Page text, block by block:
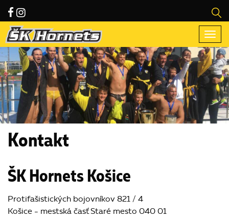
Kontakt
ŠK Hornets Košice
Protifašistických bojovníkov 821 / 4
Košice - mestská časť Staré mesto 040 01